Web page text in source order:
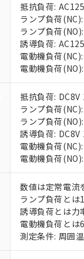
抵抗負荷:
ランプ負荷
ランプ負荷
誘導負荷:
電動機負荷
電動機負荷
抵抗負荷:
ランプ負荷
ランプ負荷
誘導負荷:
電動機負荷
電動機負荷
数値は定常電流
ランプ負荷とは
誘導負荷とは力
電動機負荷とは
測定条件: 周囲
ご利用
以下の条件
※1 対応状
対応済み
対応予定：
対応予定な
調査・確認
非該当品：
仕入先様の
があります。
※1 中国
「○」：最大
「×」：最大
当社は